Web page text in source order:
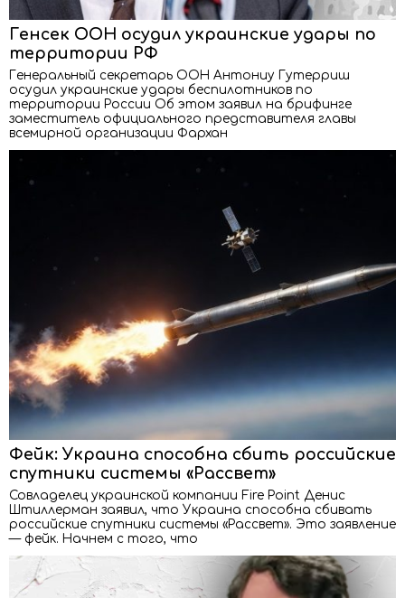
Генсек ООН осудил украинские удары по
территории РФ
Генеральный секретарь ООН Антониу Гутерриш
осудил украинские удары беспилотников по
территории России Об этом заявил на брифинге
заместитель официального представителя главы
всемирной организации Фархан
Фейк: Украина способна сбить российские
спутники системы «Рассвет»
Совладелец украинской компании Fire Point Денис
Штиллерман заявил, что Украина способна сбивать
российские спутники системы «Рассвет». Это заявление
— фейк. Начнем с того, что